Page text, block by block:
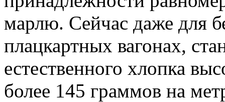
марлю. Сейчас даже для
плацкартных вагонах,
естественного хлопка
более 145 граммов на